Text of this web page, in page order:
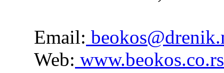
Email:
Web: www.beokos.co.rs